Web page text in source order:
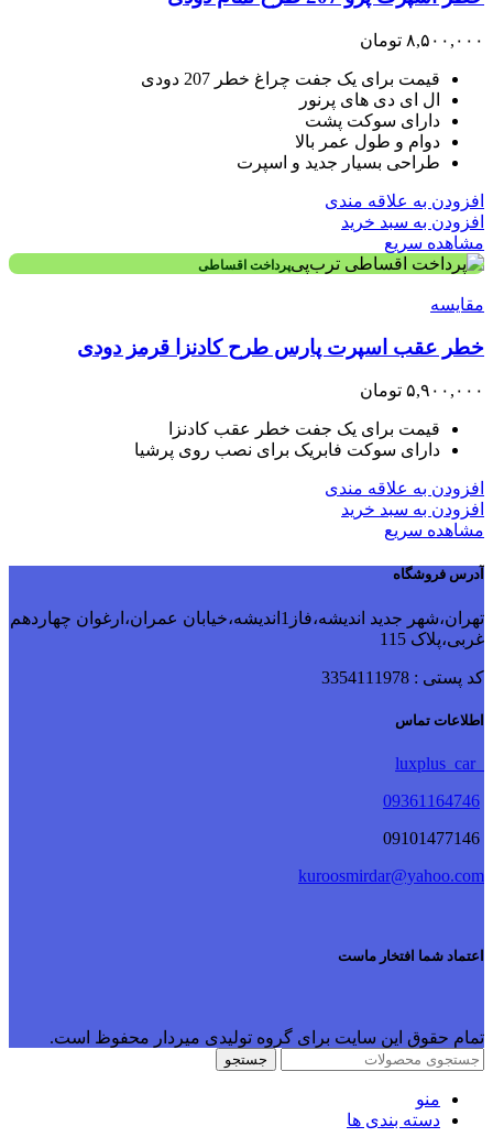
۸,۵۰۰,۰۰۰ تومان
قیمت برای یک جفت چراغ خطر 207 دودی
ال ای دی های پرنور
دارای سوکت پشت
دوام و طول عمر بالا
طراحی بسیار جدید و اسپرت
افزودن به علاقه مندی
افزودن به سبد خرید
مشاهده سریع
پرداخت اقساطی
مقایسه
خطر عقب اسپرت پارس طرح کادنزا قرمز دودی
۵,۹۰۰,۰۰۰ تومان
قیمت برای یک جفت خطر عقب کادنزا
دارای سوکت فابریک برای نصب روی پرشیا
افزودن به علاقه مندی
افزودن به سبد خرید
مشاهده سریع
آدرس فروشگاه
تهران،شهر جدید اندیشه،فاز1اندیشه،خیابان عمران،ارغوان چهاردهم
غربی،پلاک 115
کد پستی : 3354111978
اطلاعات تماس
09361164746
kuroosmirdar@yahoo.com
اعتماد شما افتخار ماست
تمام حقوق این سایت برای گروه تولیدی میردار محفوظ است.
جستجو
منو
دسته بندی ها